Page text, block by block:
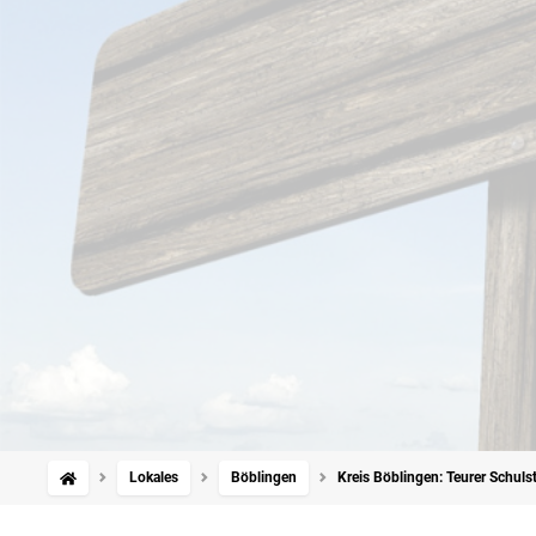
Lokales Böblingen Kreis Böblingen: Teurer